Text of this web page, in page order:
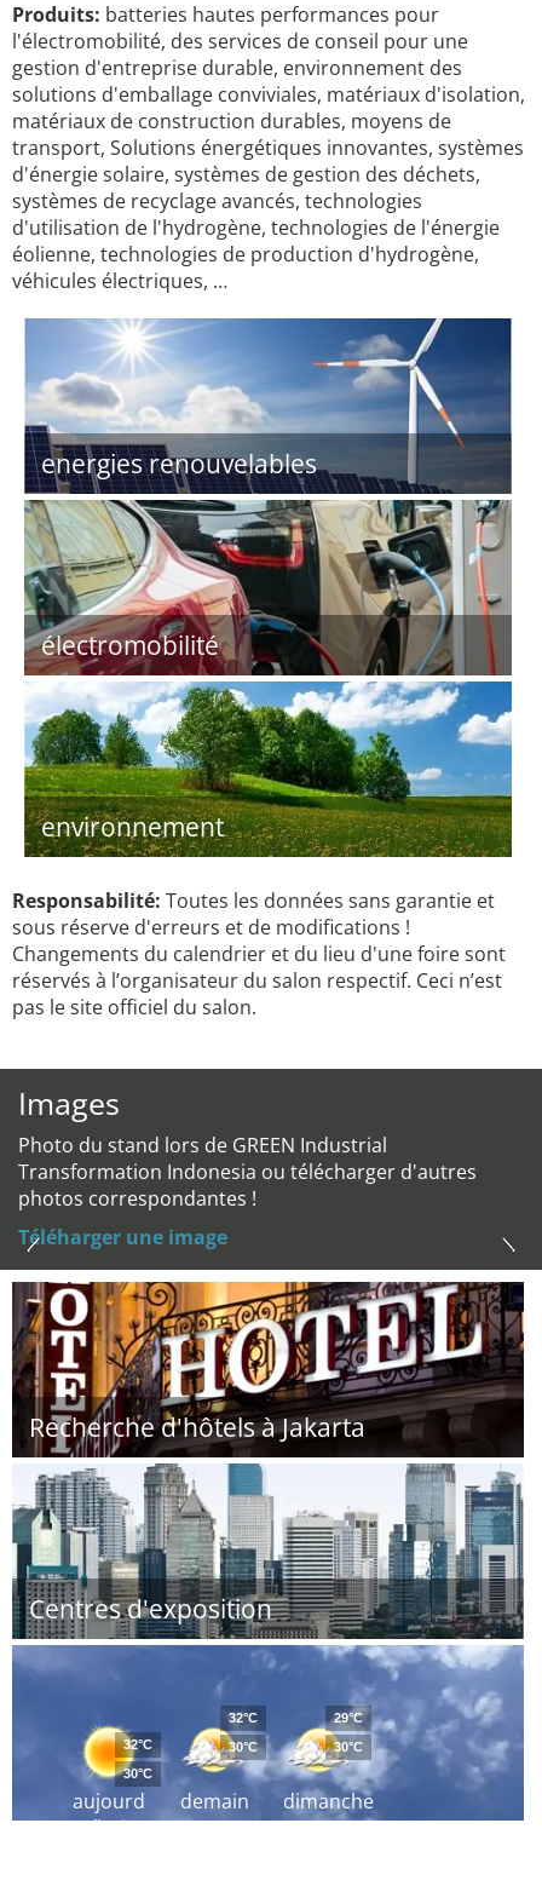
Produits: batteries hautes performances pour
l'électromobilité, des services de conseil pour une
gestion d'entreprise durable, environnement des
solutions d'emballage conviviales, matériaux d'isolation,
matériaux de construction durables, moyens de
transport, Solutions énergétiques innovantes, systèmes
d'énergie solaire, systèmes de gestion des déchets,
systèmes de recyclage avancés, technologies
d'utilisation de l'hydrogène, technologies de l'énergie
éolienne, technologies de production d'hydrogène,
véhicules électriques, …
energies renouvelables
électromobilité
environnement
Responsabilité: Toutes les données sans garantie et
sous réserve d'erreurs et de modifications !
Changements du calendrier et du lieu d'une foire sont
réservés à l’organisateur du salon respectif. Ceci n’est
pas le site officiel du salon.
Images
Photo du stand lors de GREEN Industrial
Transformation Indonesia ou télécharger d'autres
photos correspondantes !
Téléharger une image
Recherche d'hôtels à Jakarta
Centres d'exposition
aujourd
´hui
32°C
30°C
demain
32°C
30°C
dimanche
29°C
30°C